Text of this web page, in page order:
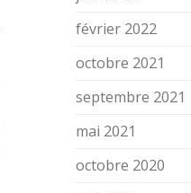
février 2022
octobre 2021
septembre 2021
mai 2021
octobre 2020